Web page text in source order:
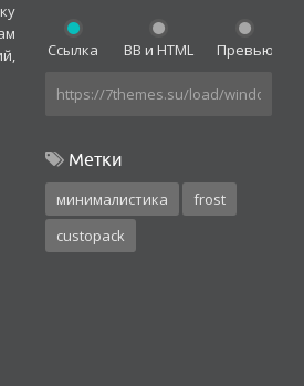
Ссылка BB и HTML Превью
Метки
минималистика
frost
custopack